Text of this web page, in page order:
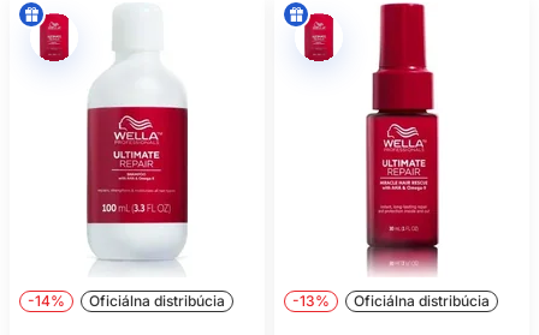
-14% Oficiálna distribúcia -13% Oficiálna distribúcia